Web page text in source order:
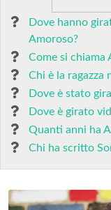
Dove hanno
Amoroso?
Come si chiama
Chi è la ragazza
Dove è stato
Dove è girato
Quanti anni ha
Chi ha scritto